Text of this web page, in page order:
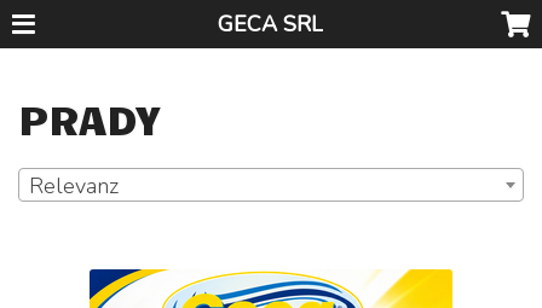
GECA SRL
PRADY
Relevanz